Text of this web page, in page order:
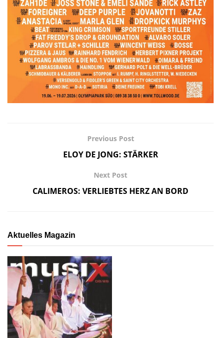
Previous Post
ELOY DE JONG: STÄRKER
Next Post
CALIMEROS: VERLIEBTES HERZ AN BORD
Aktuelles Magazin